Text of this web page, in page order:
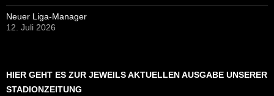
Neuer Liga-Manager
12. Juli 2026
HIER GEHT ES ZUR JEWEILS AKTUELLEN AUSGABE UNSERER
STADIONZEITUNG